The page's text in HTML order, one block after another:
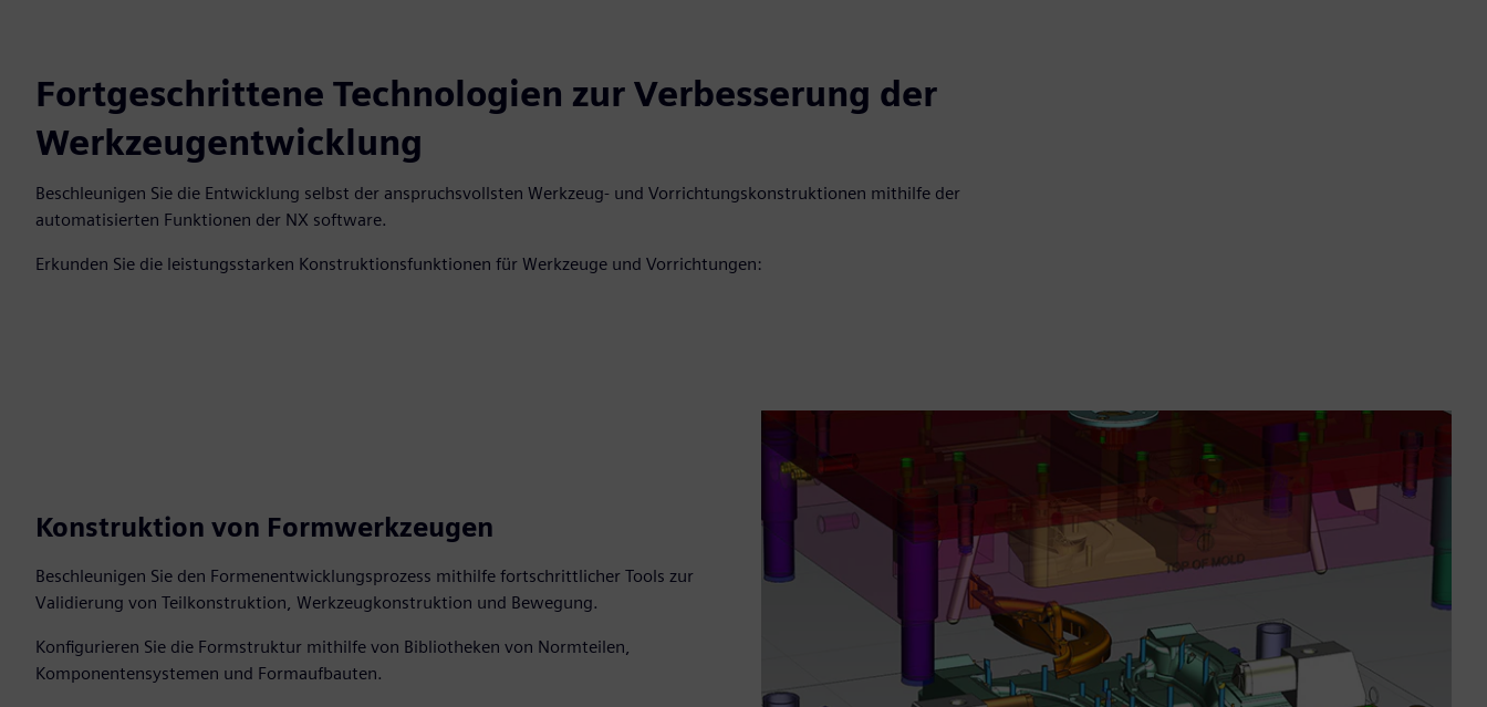
Fortgeschrittene Technologien zur Verbesserung der
Werkzeugentwicklung
Beschleunigen Sie die Entwicklung selbst der anspruchsvollsten Werkzeug- und Vorrichtungskonstruktionen mithilfe der
automatisierten Funktionen der NX software.
Erkunden Sie die leistungsstarken Konstruktionsfunktionen für Werkzeuge und Vorrichtungen:
Konstruktion von Formwerkzeugen
Beschleunigen Sie den Formenentwicklungsprozess mithilfe fortschrittlicher Tools zur
Validierung von Teilkonstruktion, Werkzeugkonstruktion und Bewegung.
Konfigurieren Sie die Formstruktur mithilfe von Bibliotheken von Normteilen,
Komponentensystemen und Formaufbauten.